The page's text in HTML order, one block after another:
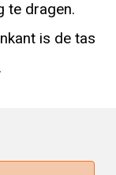
te dragen.
is de tas